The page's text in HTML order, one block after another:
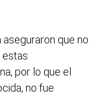
que no
estas
por lo que el
no fue